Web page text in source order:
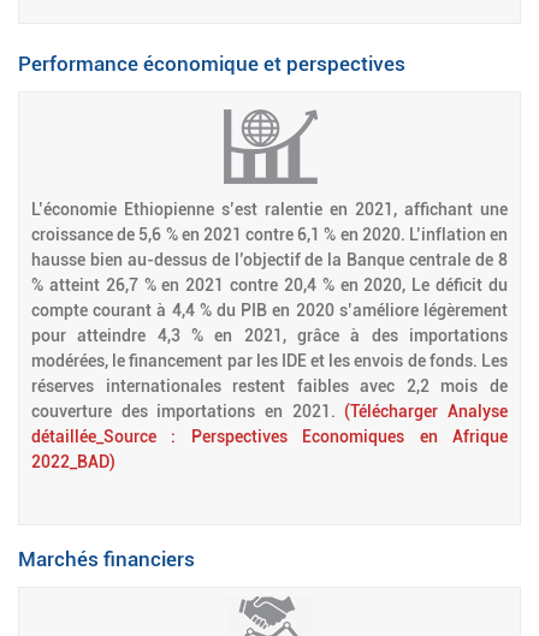
Performance économique et perspectives
L’économie Ethiopienne s’est ralentie en 2021, affichant une
croissance de 5,6 % en 2021 contre 6,1 % en 2020. L’inflation en
hausse bien au-dessus de l’objectif de la Banque centrale de 8
% atteint 26,7 % en 2021 contre 20,4 % en 2020, Le déficit du
compte courant à 4,4 % du PIB en 2020 s’améliore légèrement
pour atteindre 4,3 % en 2021, grâce à des importations
modérées, le financement par les IDE et les envois de fonds. Les
réserves internationales restent faibles avec 2,2 mois de
couverture des importations en 2021.(Télécharger Analyse
détaillée_Source : Perspectives Economiques en Afrique
2022_BAD)
Marchés financiers